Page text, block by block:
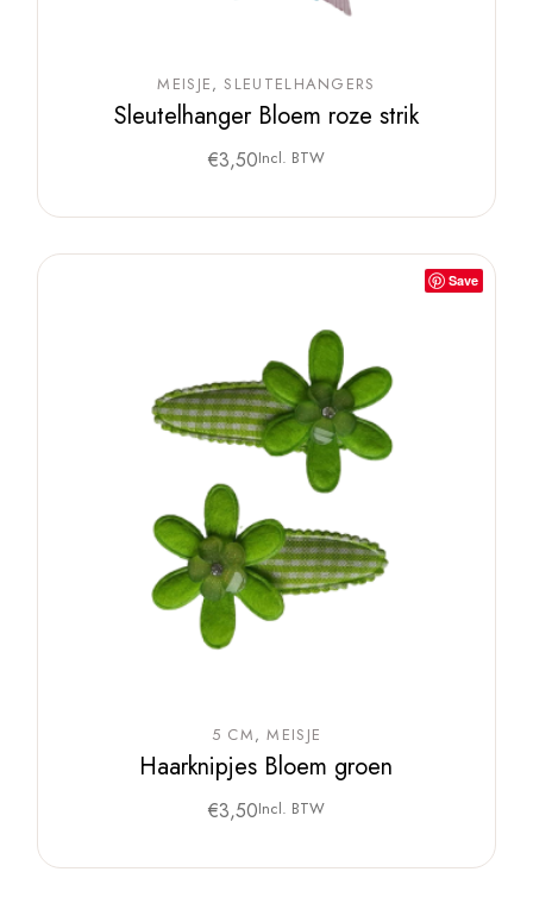
MEISJE SLEUTELHANGERS
Sleutelhanger Bloem roze strik
€3,50Incl. BTW
Save
5 CM MEISJE
Haarknipjes Bloem groen
€3,50Incl. BTW